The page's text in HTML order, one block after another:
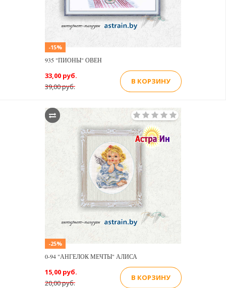
-15%
935 "ПИОНЫ" ОВЕН
39,00 руб.
33,00 руб.
В КОРЗИНУ
-25%
0-94 "АНГЕЛОК МЕЧТЫ" АЛИСА
20,00 руб.
15,00 руб.
В КОРЗИНУ